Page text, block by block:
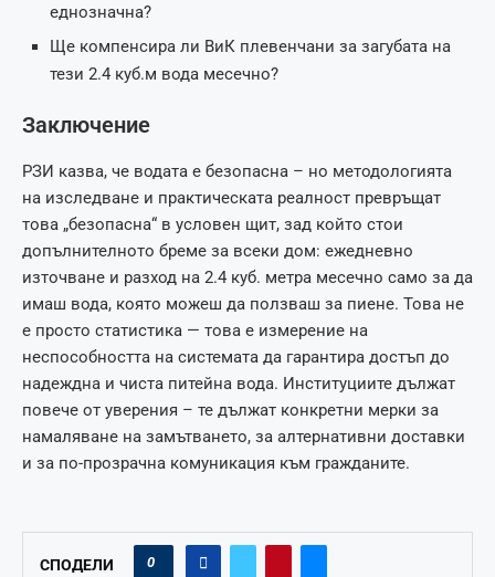
еднозначна?
Ще компенсира ли ВиК плевенчани за загубата на
тези 2.4 куб.м вода месечно?
Заключение
РЗИ казва, че водата е безопасна – но методологията
на изследване и практическата реалност превръщат
това „безопасна“ в условен щит, зад който стои
допълнителното бреме за всеки дом: ежедневно
източване и разход на 2.4 куб. метра месечно само за да
имаш вода, която можеш да ползваш за пиене. Това не
е просто статистика — това е измерение на
неспособността на системата да гарантира достъп до
надеждна и чиста питейна вода. Институциите дължат
повече от уверения – те дължат конкретни мерки за
намаляване на замътването, за алтернативни доставки
и за по-прозрачна комуникация към гражданите.
СПОДЕЛИ 0